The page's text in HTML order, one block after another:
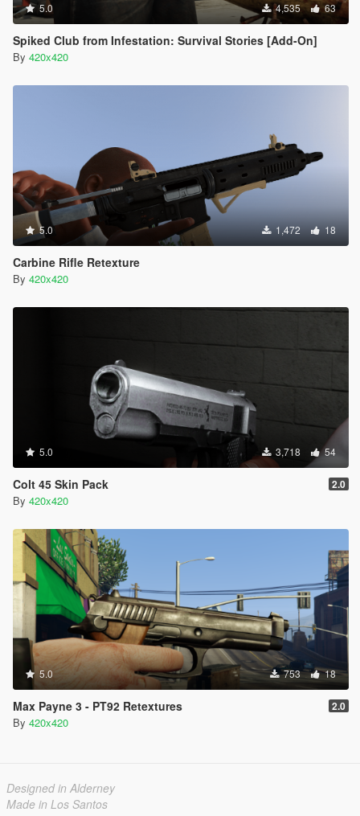
5.0 4,535 63
Spiked Club from Infestation: Survival Stories [Add-On]
By 420x420
5.0 1,472 18
Carbine Rifle Retexture
By 420x420
5.0 3,718 54
Colt 45 Skin Pack 2.0
By 420x420
5.0 753 18
Max Payne 3 - PT92 Retextures 2.0
By 420x420
Designed in Alderney
Made in Los Santos